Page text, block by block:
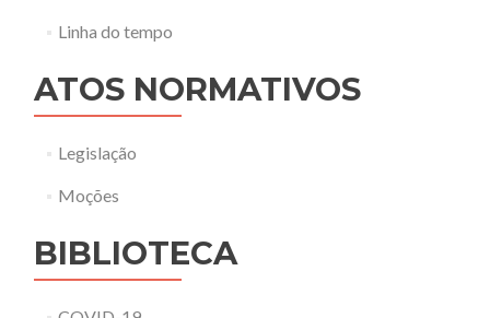
Linha do tempo
ATOS NORMATIVOS
Legislação
Moções
BIBLIOTECA